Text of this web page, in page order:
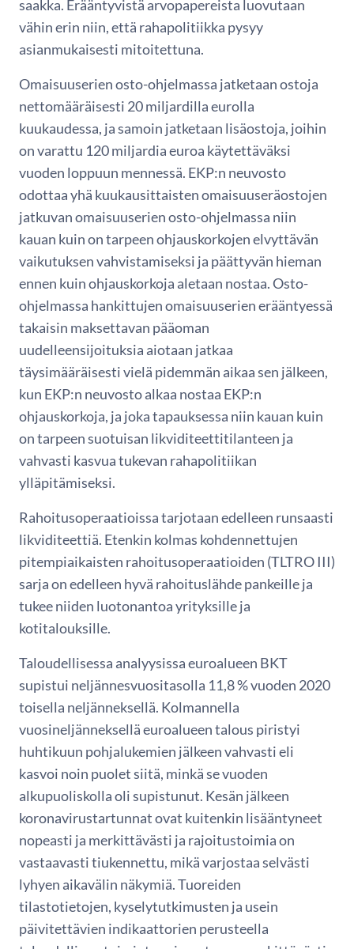
saakka. Erääntyvistä arvopapereista luovutaan
vähin erin niin, että rahapolitiikka pysyy
asianmukaisesti mitoitettuna.
Omaisuuserien osto-ohjelmassa jatketaan ostoja
nettomääräisesti 20 miljardilla eurolla
kuukaudessa, ja samoin jatketaan lisäostoja, joihin
on varattu 120 miljardia euroa käytettäväksi
vuoden loppuun mennessä. EKP:n neuvosto
odottaa yhä kuukausittaisten omaisuuseräostojen
jatkuvan omaisuuserien osto-ohjelmassa niin
kauan kuin on tarpeen ohjauskorkojen elvyttävän
vaikutuksen vahvistamiseksi ja päättyvän hieman
ennen kuin ohjauskorkoja aletaan nostaa. Osto-
ohjelmassa hankittujen omaisuuserien erääntyessä
takaisin maksettavan pääoman
uudelleensijoituksia aiotaan jatkaa
täysimääräisesti vielä pidemmän aikaa sen jälkeen,
kun EKP:n neuvosto alkaa nostaa EKP:n
ohjauskorkoja, ja joka tapauksessa niin kauan kuin
on tarpeen suotuisan likviditeettitilanteen ja
vahvasti kasvua tukevan rahapolitiikan
ylläpitämiseksi.
Rahoitusoperaatioissa tarjotaan edelleen runsaasti
likviditeettiä. Etenkin kolmas kohdennettujen
pitempiaikaisten rahoitusoperaatioiden (TLTRO III)
sarja on edelleen hyvä rahoituslähde pankeille ja
tukee niiden luotonantoa yrityksille ja
kotitalouksille.
Taloudellisessa analyysissa euroalueen BKT
supistui neljännesvuositasolla 11,8 % vuoden 2020
toisella neljänneksellä. Kolmannella
vuosineljänneksellä euroalueen talous piristyi
huhtikuun pohjalukemien jälkeen vahvasti eli
kasvoi noin puolet siitä, minkä se vuoden
alkupuoliskolla oli supistunut. Kesän jälkeen
koronavirustartunnat ovat kuitenkin lisääntyneet
nopeasti ja merkittävästi ja rajoitustoimia on
vastaavasti tiukennettu, mikä varjostaa selvästi
lyhyen aikavälin näkymiä. Tuoreiden
tilastotietojen, kyselytutkimusten ja usein
päivitettävien indikaattorien perusteella